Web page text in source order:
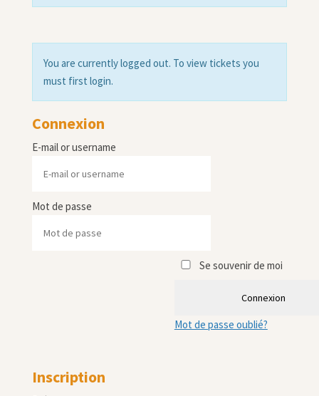
You are currently logged out. To view tickets you
must first login.
Connexion
E-mail or username
Mot de passe
Se souvenir de moi
Connexion
Mot de passe oublié?
Inscription